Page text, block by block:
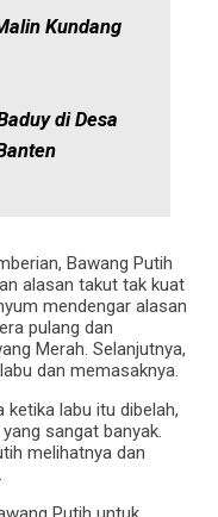
Kundang
di Desa
Bawang Putih
alasan takut tak kuat
mendengar alasan
pulang dan
Merah. Selanjutnya,
dan memasaknya.
ketika labu itu dibelah,
sangat banyak.
melihatnya dan